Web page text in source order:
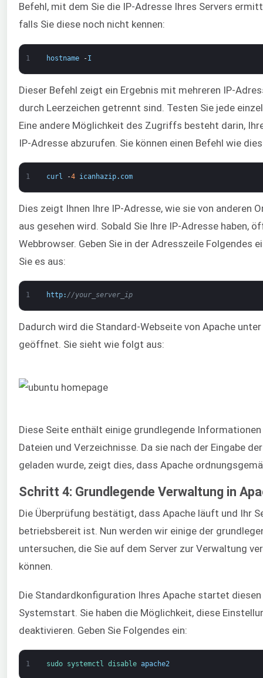
Befehl, mit dem Sie die IP-Adresse Ihres Servers
falls Sie diese noch nicht kennen:
1 hostname -I
Dieser Befehl zeigt ein Ergebnis mit mehreren IP-
durch Leerzeichen getrennt sind. Testen Sie jede
Eine andere Möglichkeit des Zugriffs besteht darin,
IP-Adresse abzurufen. Sie können einen Befehl wie
1 curl -4 icanhazip. com
Dies zeigt Ihnen Ihre IP-Adresse, wie sie von anderen
aus gesehen wird. Sobald Sie Ihre IP-Adresse haben,
Webbrowser. Geben Sie in der Adresszeile Folgendes
Sie es aus:
1 http: //your_server_ip
Dadurch wird die Standard-Webseite von Apache
geöffnet. Sie sieht wie folgt aus:
Diese Seite enthält einige grundlegende Informationen
Dateien und Verzeichnisse. Da sie nach der Eingabe
geladen wurde, zeigt dies, dass Apache
Schritt 4: Grundlegende Verwaltung in
Die Überprüfung bestätigt, dass Apache läuft und Ihr
betriebsbereit ist. Nun werden wir einige der
untersuchen, die Sie auf dem Server zur Verwaltung
können.
Die Standardkonfiguration Ihres Apache startet
Systemstart. Sie haben die Möglichkeit, diese
deaktivieren. Geben Sie Folgendes ein:
1 sudo systemctl disable apache2